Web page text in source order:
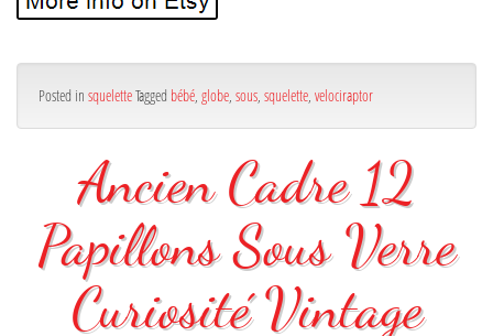
Posted in squeletteTagged bébé, globe, sous, squelette, velociraptor
Ancien Cadre 12
Papillons Sous Verre
Curiosité Vintage